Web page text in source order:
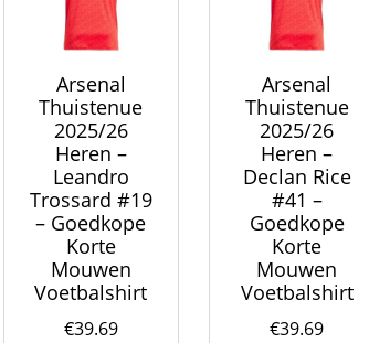
Arsenal
Thuistenue
2025/26
Heren –
Leandro
Trossard #19
– Goedkope
Korte
Mouwen
Voetbalshirt
€39.69
Arsenal
Thuistenue
2025/26
Heren –
Declan Rice
#41 –
Goedkope
Korte
Mouwen
Voetbalshirt
€39.69